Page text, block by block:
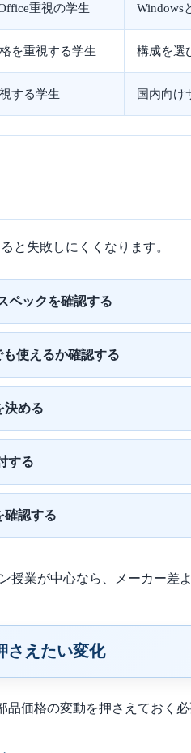
重視の学生 Windows
を重視する学生 構成を選
する学生 国内向け
と失敗しにくくなります。
ペックを確認する
使えるか確認する
決める
する
確認する
授業が中心なら、メーカー差
さえたい変化
価格の変動を押さえておく